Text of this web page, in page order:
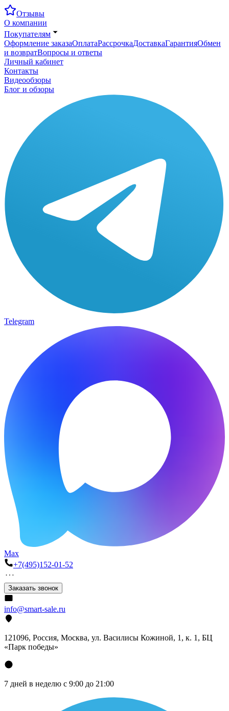
Отзывы
О компании
Покупателям
Оформление заказаОплатаРассрочкаДоставкаГарантияОбмен
и возвратВопросы и ответы
Личный кабинет
Контакты
Видеообзоры
Блог и обзоры
Telegram
Max
+7(495)152-01-52
Заказать звонок
info@smart-sale.ru
121096, Россия, Москва, ул. Василисы Кожиной, 1, к. 1, БЦ
«Парк победы»
7 дней в неделю с 9:00 до 21:00